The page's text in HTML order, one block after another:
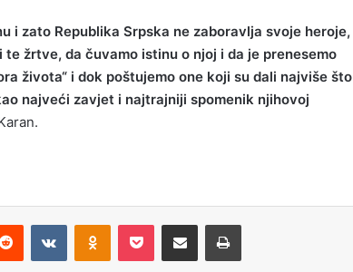
i zato Republika Srpska ne zaboravlja svoje heroje,
žrtve, da čuvamo istinu o njoj i da je prenesemo
života“ i dok poštujemo one koji su dali najviše što
najveći zavjet i najtrajniji spomenik njihovoj